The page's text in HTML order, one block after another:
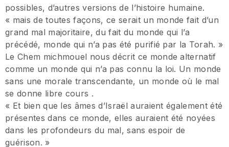
possibles, d’autres versions de l’histoire humaine.
« mais de toutes façons, ce serait un monde fait d’un
grand mal majoritaire, du fait du monde qui l’a
précédé, monde qui n’a pas été purifié par la Torah. »
Le Chem michmouel nous décrit ce monde alternatif
comme un monde qui n’a pas connu la loi. Un monde
sans une morale transcendante, un monde où le mal
se donne libre cours .
« Et bien que les âmes d’Israël auraient également été
présentes dans ce monde, elles auraient été noyées
dans les profondeurs du mal, sans espoir de
guérison. »